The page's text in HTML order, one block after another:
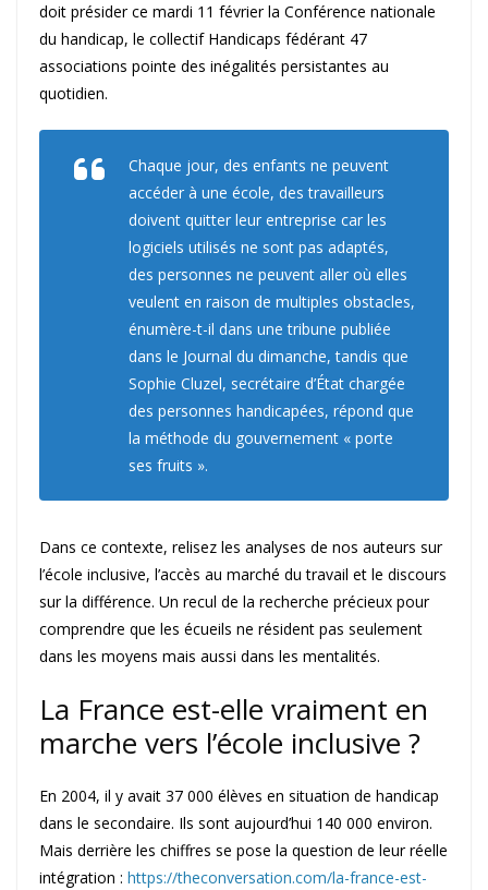
doit présider ce mardi 11 février la Conférence nationale
du handicap, le collectif Handicaps fédérant 47
associations pointe des inégalités persistantes au
quotidien.
Chaque jour, des enfants ne peuvent
accéder à une école, des travailleurs
doivent quitter leur entreprise car les
logiciels utilisés ne sont pas adaptés,
des personnes ne peuvent aller où elles
veulent en raison de multiples obstacles,
énumère-t-il dans une tribune publiée
dans le Journal du dimanche, tandis que
Sophie Cluzel, secrétaire d’État chargée
des personnes handicapées, répond que
la méthode du gouvernement « porte
ses fruits ».
Dans ce contexte, relisez les analyses de nos auteurs sur
l’école inclusive, l’accès au marché du travail et le discours
sur la différence. Un recul de la recherche précieux pour
comprendre que les écueils ne résident pas seulement
dans les moyens mais aussi dans les mentalités.
La France est-elle vraiment en
marche vers l’école inclusive ?
En 2004, il y avait 37 000 élèves en situation de handicap
dans le secondaire. Ils sont aujourd’hui 140 000 environ.
Mais derrière les chiffres se pose la question de leur réelle
intégration : https://theconversation.com/la-france-est-